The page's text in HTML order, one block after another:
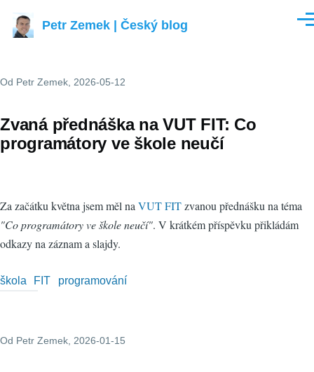
Petr Zemek | Český blog
Od Petr Zemek , 2026-05-12
Zvaná přednáška na VUT FIT: Co
programátory ve škole neučí
Za začátku května jsem měl na VUT FITzvanou přednášku na téma
"Co programátory ve škole neučí". V krátkém příspěvku přikládám
odkazy na záznam a slajdy.
škola FIT programování
Od Petr Zemek , 2026-01-15